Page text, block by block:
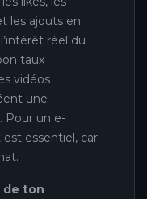
les ajouts en
réel du
taux
vidéos
une
Pour un e-
essentiel, car
ton